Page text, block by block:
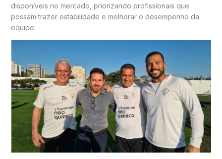
disponíveis no mercado, priorizando profissionais que
possam trazer estabilidade e melhorar o desempenho da
equipe.